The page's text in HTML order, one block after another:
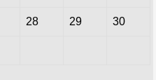
28 29 30